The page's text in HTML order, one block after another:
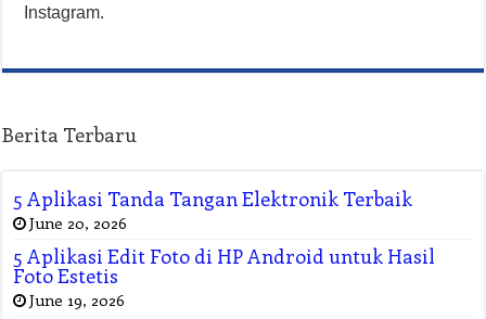
Instagram.
Berita Terbaru
5 Aplikasi Tanda Tangan Elektronik Terbaik
June 20, 2026
5 Aplikasi Edit Foto di HP Android untuk Hasil
Foto Estetis
June 19, 2026